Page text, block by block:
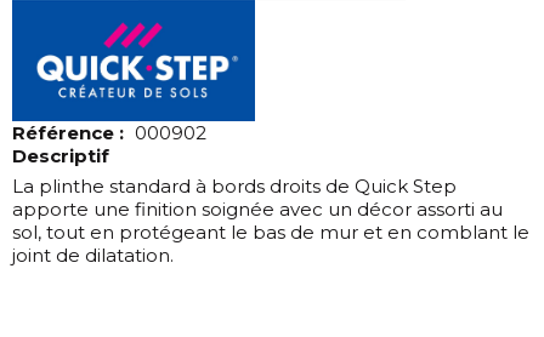
Référence : 000902
Descriptif
La plinthe standard à bords droits de Quick Step
apporte une finition soignée avec un décor assorti au
sol, tout en protégeant le bas de mur et en comblant le
joint de dilatation.